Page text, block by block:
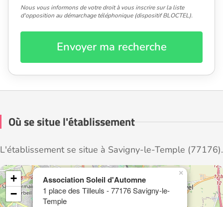
Nous vous informons de votre droit à vous inscrire sur la liste
d'opposition au démarchage téléphonique (dispositif BLOCTEL).
Envoyer ma recherche
Où se situe l'établissement
L'établissement se situe à Savigny-le-Temple (77176).
Association Soleil d'Automne
1 place des Tilleuls - 77176 Savigny-le-
Temple
×
+
−